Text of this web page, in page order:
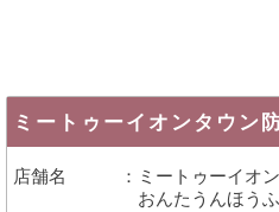
ミートゥーイオンタウン
店舗名 ミートゥーイオ
おんたうんほう